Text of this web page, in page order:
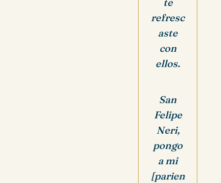
refresc
aste
con
ellos.
San
Felipe
Neri,
pongo
a mi
[parien